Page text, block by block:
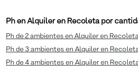
Ph en Alquiler en Recoleta por
Ph de 2 ambientes en Alquiler en
Ph de 3 ambientes en Alquiler en
Ph de 4 ambientes en Alquiler en